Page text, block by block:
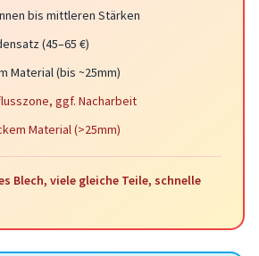
bis mittleren Stärken
(45–65 €)
Material (bis ~25mm)
ggf. Nacharbeit
Material (>25mm)
Blech, viele gleiche Teile, schnelle